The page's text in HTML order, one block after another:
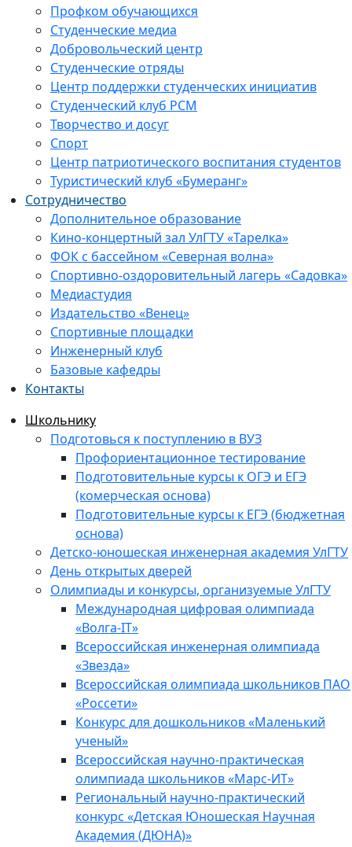
Профком обучающихся
Студенческие медиа
Добровольческий центр
Студенческие отряды
Центр поддержки студенческих инициатив
Студенческий клуб РСМ
Творчество и досуг
Спорт
Центр патриотического воспитания студентов
Туристический клуб «Бумеранг»
Сотрудничество
Дополнительное образование
Кино-концертный зал УлГТУ «Тарелка»
ФОК с бассейном «Северная волна»
Спортивно-оздоровительный лагерь «Садовка»
Медиастудия
Издательство «Венец»
Спортивные площадки
Инженерный клуб
Базовые кафедры
Контакты
Школьнику
Подготовься к поступлению в ВУЗ
Профориентационное тестирование
Подготовительные курсы к ОГЭ и ЕГЭ
(комерческая основа)
Подготовительные курсы к ЕГЭ (бюджетная
основа)
Детско-юношеская инженерная академия УлГТУ
День открытых дверей
Олимпиады и конкурсы, организуемые УлГТУ
Международная цифровая олимпиада
«Волга-IT»
Всероссийская инженерная олимпиада
«Звезда»
Всероссийская олимпиада школьников ПАО
«Россети»
Конкурс для дошкольников «Маленький
ученый»
Всероссийская научно-практическая
олимпиада школьников «Марс-ИТ»
Региональный научно-практический
конкурс «Детская Юношеская Научная
Академия (ДЮНА)»